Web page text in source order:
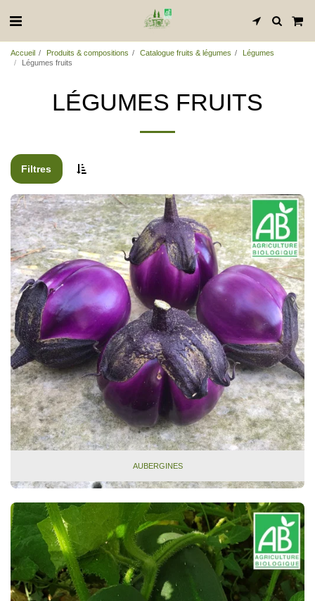
Accueil Produits & compositions Catalogue fruits & légumes
Légumes
Légumes fruits
LÉGUMES FRUITS
Filtres
AUBERGINES